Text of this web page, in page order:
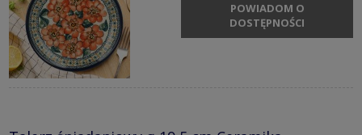
POWIADOM O
DOSTĘPNOŚCI